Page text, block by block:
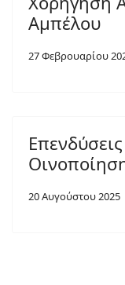
Αμπέλου
27 Φεβρουαρίου
20 Αυγούστου 2025